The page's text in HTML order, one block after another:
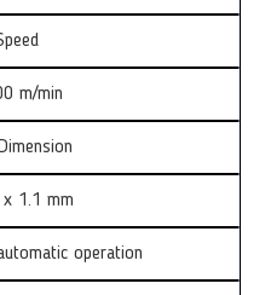
m/min
1.1 mm
operation